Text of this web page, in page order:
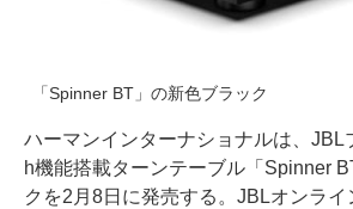
「Spinner BT」の新色ブラック
ハーマンインターナショナルは、JBL
h機能搭載ターンテーブル「Spinner
クを2月8日に発売する。JBLオンラ